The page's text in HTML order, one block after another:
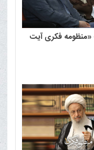
«منظومه فکری آیت